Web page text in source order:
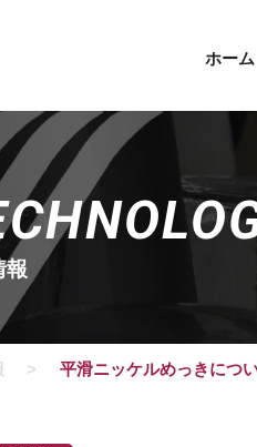
ホーム
報
平滑ニッケルめっきにつ